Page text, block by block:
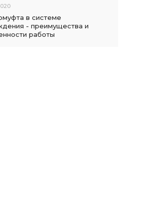
в системе
- преимущества и
работы